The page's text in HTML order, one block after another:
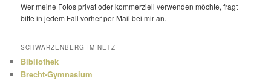
Wer meine Fotos privat oder kommer­ziell verwenden möchte, fragt
bitte in jedem Fall vorher per Mail bei mir an.
SCHWARZENBERG IM NETZ
Bibliothek
Brecht-Gymnasium